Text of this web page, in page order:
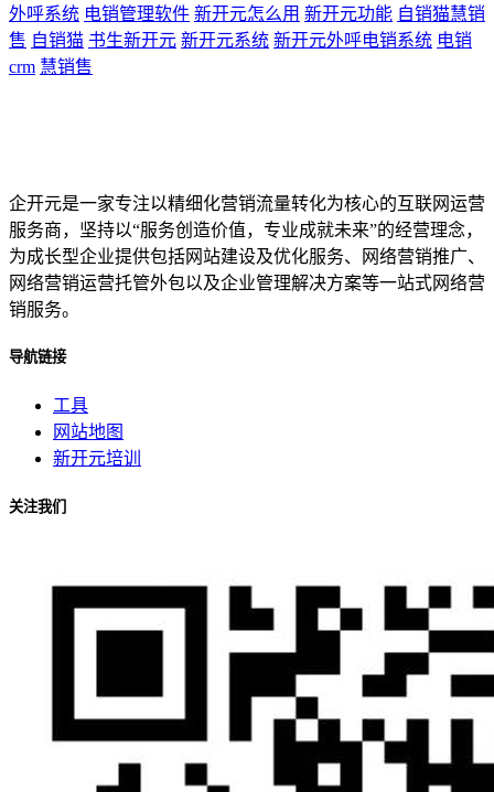
外呼系统 电销管理软件 新开元怎么用 新开元功能 自销猫慧销
售 自销猫 书生新开元 新开元系统 新开元外呼电销系统 电销
crm 慧销售
企开元是一家专注以精细化营销流量转化为核心的互联网运营
服务商，坚持以“服务创造价值，专业成就未来”的经营理念，
为成长型企业提供包括网站建设及优化服务、网络营销推广、
网络营销运营托管外包以及企业管理解决方案等一站式网络营
销服务。
导航链接
工具
网站地图
新开元培训
关注我们